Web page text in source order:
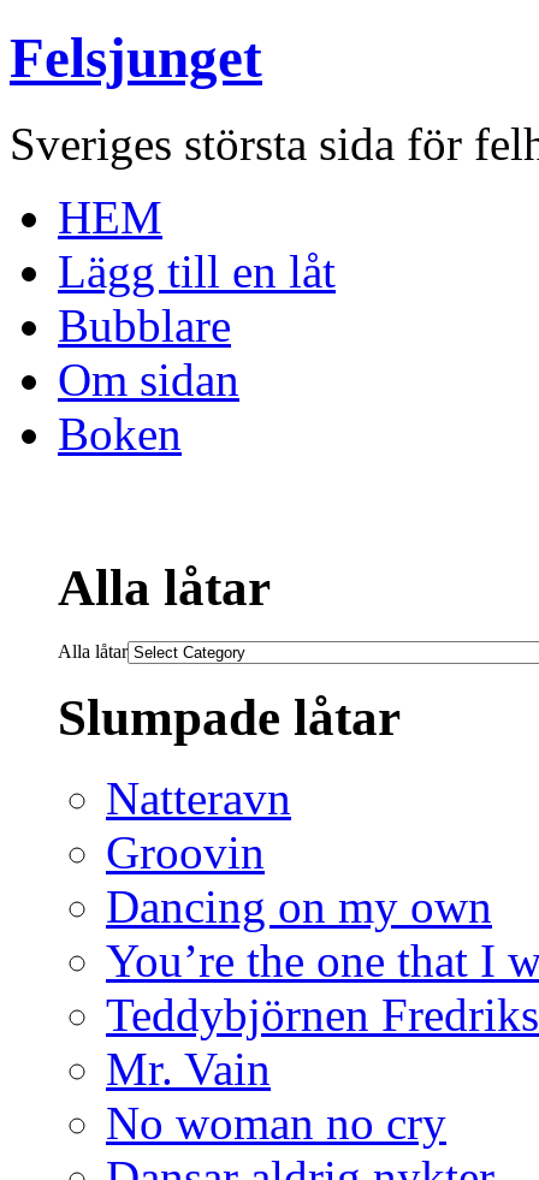
Felsjunget
Sveriges största sida för
HEM
Lägg till en låt
Bubblare
Om sidan
Boken
Alla låtar
Alla låtar
Slumpade låtar
Natteravn
Groovin
Dancing on my own
You’re the one that I
Teddybjörnen
Mr. Vain
No woman no cry